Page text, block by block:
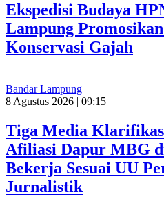
Ekspedisi Budaya
Lampung
Konservasi Gajah
Bandar Lampung
8 Agustus 2026 | 09:15
Tiga Media
Afiliasi Dapur MBG
Bekerja Sesuai UU
Jurnalistik